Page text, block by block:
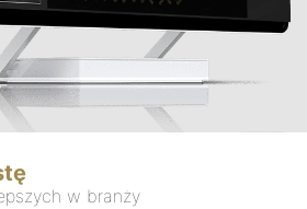
w branży